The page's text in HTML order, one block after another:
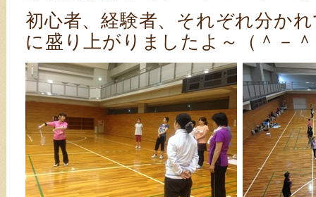
初心者、経験者、それぞれ分か
に盛り上がりましたよ～（＾－